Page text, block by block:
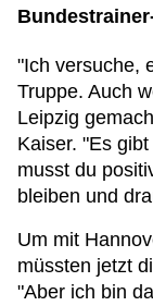
"Ich versuche,
Truppe. Auch
Leipzig
Kaiser. "Es
musst du
bleiben und
Um mit
müssten jetzt
"Aber ich bin